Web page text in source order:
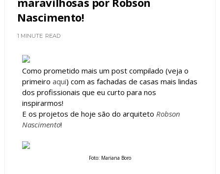
Nascimento!
1 MINUTE READ
Como prometido mais um post compilado (veja o
primeiro aqui) com as fachadas de casas mais lindas
dos profissionais que eu curto para nos
inspirarmos!
E os projetos de hoje são do arquiteto Robson
Nascimento!
Foto: Mariana Boro